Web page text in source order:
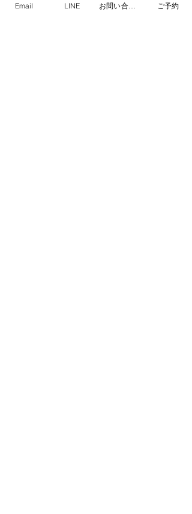
Email LINE お問い合わせフォーム ご予約